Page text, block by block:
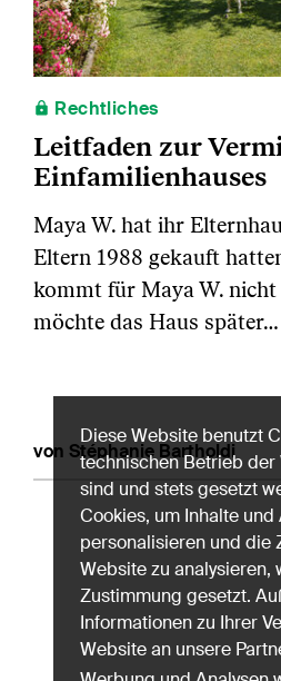
Rechtliches
Leitfaden zur
Einfamilienhauses
Maya W. hat ihr
Eltern 1988 gekauft
kommt für Maya W. nicht
möchte das Haus später…
von Stéphanie Bartholdi
Diese Website benutzt
technischen Betrieb
sind und stets gesetzt
Cookies, um Inhalte und
personalisieren und die
Website zu analysieren,
Zustimmung gesetzt.
Informationen zu Ihrer
Website an unsere